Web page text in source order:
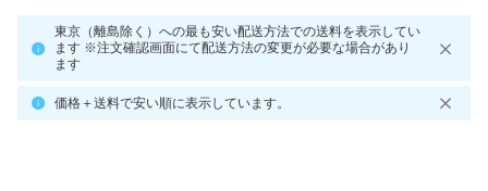
東京（離島除く）への最も安い配送方法での送料を表示してい
ます ※注文確認画面にて配送方法の変更が必要な場合があり
ます
価格＋送料で安い順に表示しています。